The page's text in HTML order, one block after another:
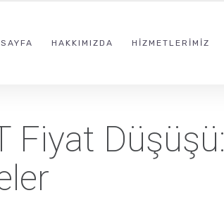
HAKKIMIZDA HIZMETLERIMIZ
Fiyat Düşüşü: